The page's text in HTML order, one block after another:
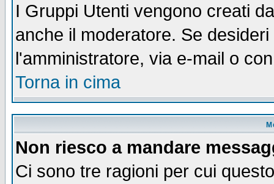
I Gruppi Utenti vengono creati
anche il moderatore. Se
l'amministratore, via e-mail o
Torna in cima
Non riesco a mandare
Ci sono tre ragioni per cui